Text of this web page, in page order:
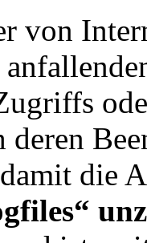
von
die